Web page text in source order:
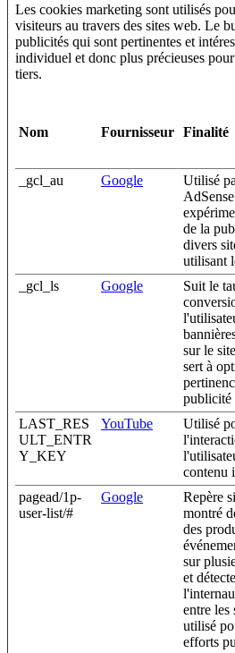
Les cookies marketing sont utilisés
visiteurs au travers des sites web. Le
publicités qui sont pertinentes et
individuel et donc plus précieuses
tiers.
Nom Fournisseur Finalité
_gcl_au
Google
Utilisé
de la
divers
utilisant
_gcl_ls Google
Suit le
sur le
sert à
publicité
LAST_RES
ULT_ENTR
Y_KEY
YouTube
Utilisé
contenu
pagead/1p-
user-list/#
Google
Repère
montré
des
sur
et
entre les
utilisé
efforts